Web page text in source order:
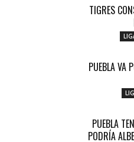
TIGRES
PUEBLA VA
PUEBLA
PODRÍA